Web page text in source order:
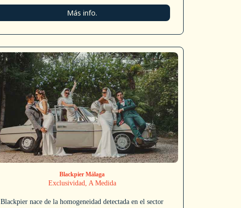
Más info.
Blackpier Málaga
Exclusividad, A Medida
Blackpier nace de la homogeneidad detectada en el sector